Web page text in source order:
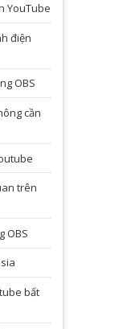
YouTube
điện
OBS
cần
trên
OBS
bất